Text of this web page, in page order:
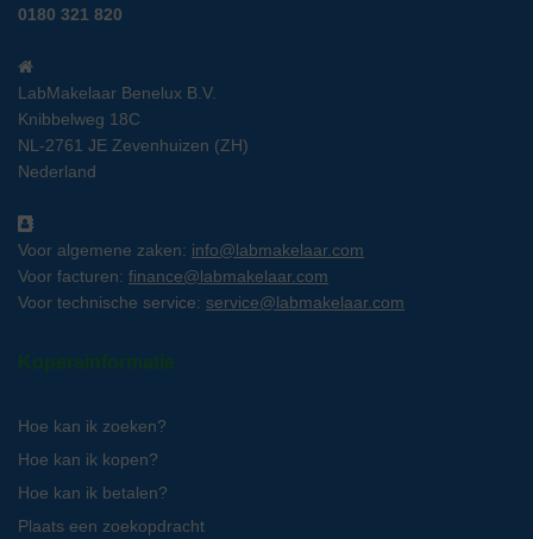
0180 321 820
LabMakelaar Benelux B.V.
Knibbelweg 18C
NL-2761 JE Zevenhuizen (ZH)
Nederland
Voor algemene zaken: info@labmakelaar.com
Voor facturen: finance@labmakelaar.com
Voor technische service: service@labmakelaar.com
Kopersinformatie
Hoe kan ik zoeken?
Hoe kan ik kopen?
Hoe kan ik betalen?
Plaats een zoekopdracht